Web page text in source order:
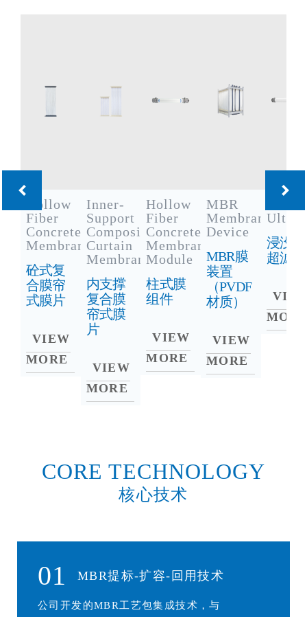
Hollow
Fiber
Concrete
Membrane
砼式复
合膜帘
式膜片
VIEW
MORE
Inner-
Support
Composite
Curtain
Membrane
内支撑
复合膜
帘式膜
片
VIEW
MORE
Hollow
Fiber
Concrete
Membrane
Module
柱式膜
组件
VIEW
MORE
MBR
Membrane
Device
MBR膜
装置
（PVDF
材质）
VIEW
MORE
浸没式
超滤
CORE TECHNOLOGY
核心技术
01 MBR提标-扩容-回用技术
公司开发的MBR工艺包集成技术，与